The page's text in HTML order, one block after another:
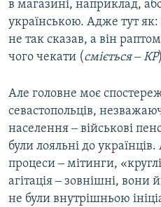
в магазині, наприклад,
українською. Адже тут
не так сказав, а він
чого чекати (сміється ‒ КР
Але головне моє
севастопольців,
населення ‒ військові
були лояльні до
процеси ‒ мітинги,
агітація ‒ зовнішні, вони
не були внутрішньою